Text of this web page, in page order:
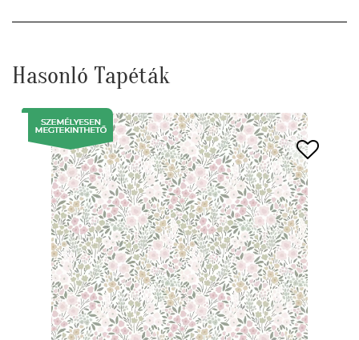
Hasonló Tapéták